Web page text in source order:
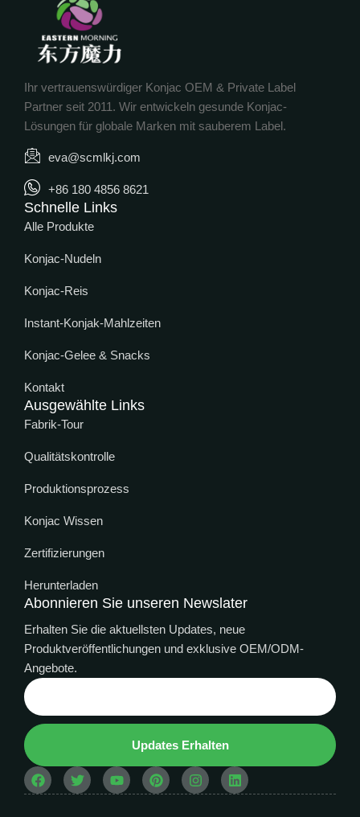
Ihr vertrauenswürdiger Konjac OEM & Private Label
Partner seit 2011. Wir entwickeln gesunde Konjac-
Lösungen für globale Marken mit sauberem Label.
eva@scmlkj.com
+86 180 4856 8621
Schnelle Links
Alle Produkte
Konjac-Nudeln
Konjac-Reis
Instant-Konjak-Mahlzeiten
Konjac-Gelee & Snacks
Kontakt
Ausgewählte Links
Fabrik-Tour
Qualitätskontrolle
Produktionsprozess
Konjac Wissen
Zertifizierungen
Herunterladen
Abonnieren Sie unseren Newslater
Erhalten Sie die aktuellsten Updates, neue
Produktveröffentlichungen und exklusive OEM/ODM-
Angebote.
Updates Erhalten
Thai